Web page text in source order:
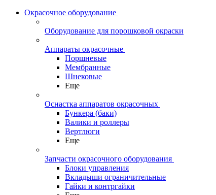
Окрасочное оборудование
Оборудование для порошковой окраски
Аппараты окрасочные
Поршневые
Мембранные
Шнековые
Еще
Оснастка аппаратов окрасочных
Бункера (баки)
Валики и роллеры
Вертлюги
Еще
Запчасти окрасочного оборудования
Блоки управления
Вкладыши ограничительные
Гайки и контргайки